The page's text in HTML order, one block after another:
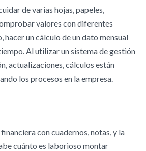
de varias hojas, papeles,
valores con diferentes
hacer un cálculo de un dato mensual
Al utilizar un sistema de gestión
actualizaciones, cálculos están
los procesos en la empresa.
con cuadernos, notas, y la
cuánto es laborioso montar